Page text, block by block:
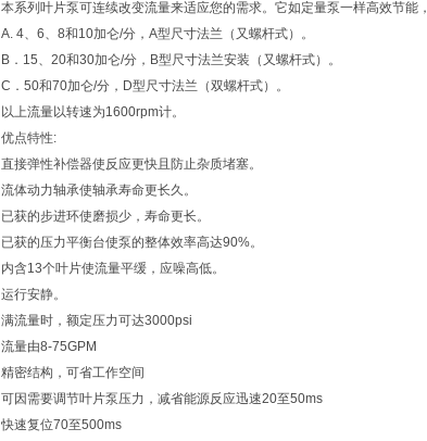
本系列叶片泵可连续改变流量来适应您的需求。它如定量泵一样高效节能
A. 4、6、8和10加仑/分，A型尺寸法兰（又螺杆式）。
B．15、20和30加仑/分，B型尺寸法兰安装（又螺杆式）。
C．50和70加仑/分，D型尺寸法兰（双螺杆式）。
以上流量以转速为1600rpm计。
优点特性:
直接弹性补偿器使反应更快且防止杂质堵塞。
流体动力轴承使轴承寿命更长久。
已获的步进环使磨损少，寿命更长。
已获的压力平衡台使泵的整体效率高达90%。
内含13个叶片使流量平缓，应噪高低。
运行安静。
满流量时，额定压力可达3000psi
流量由8-75GPM
精密结构，可省工作空间
可因需要调节叶片泵压力，减省能源反应迅速20至50ms
快速复位70至500ms